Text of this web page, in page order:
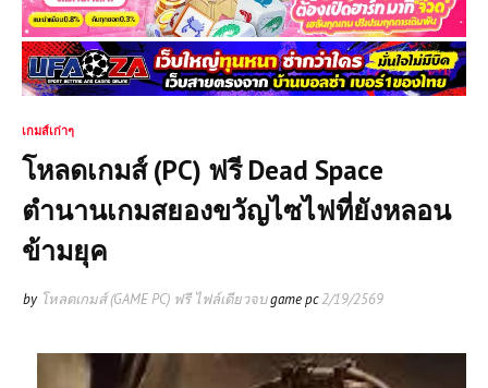
เกมส์เก่าๆ
โหลดเกมส์ (PC) ฟรี Dead Space
ตำนานเกมสยองขวัญไซไฟที่ยังหลอน
ข้ามยุค
by โหลดเกมส์ (GAME PC) ฟรี ไฟล์เดียวจบgame pc2/19/2569